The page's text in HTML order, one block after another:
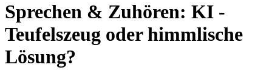
Sprechen & Zuhören: KI -
Teufelszeug oder himmlische
Lösung?